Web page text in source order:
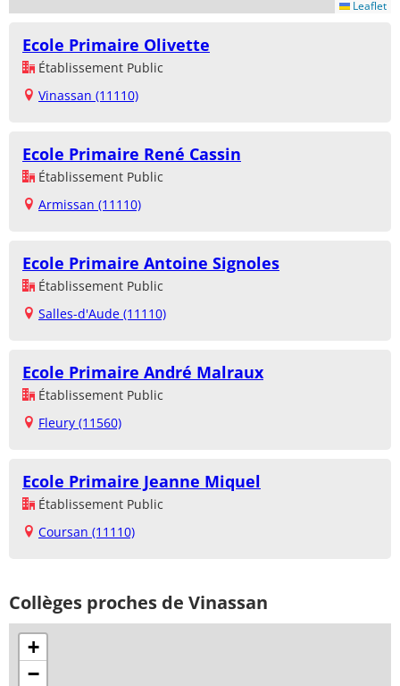
Leaflet
Ecole Primaire Olivette
Établissement Public
Vinassan (11110)
Ecole Primaire René Cassin
Établissement Public
Armissan (11110)
Ecole Primaire Antoine Signoles
Établissement Public
Salles-d'Aude (11110)
Ecole Primaire André Malraux
Établissement Public
Fleury (11560)
Ecole Primaire Jeanne Miquel
Établissement Public
Coursan (11110)
Collèges proches de Vinassan
+
−